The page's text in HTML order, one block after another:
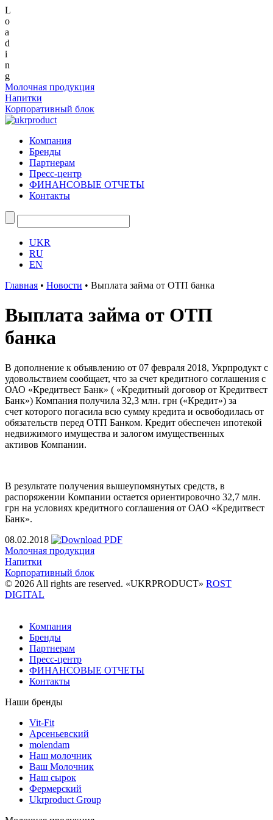
L
o
a
d
i
n
g
Молочная продукция
Напитки
Корпоративный блок
Компания
Бренды
Партнерам
Пресс-центр
ФИНАНСОВЫЕ ОТЧЕТЫ
Контакты
UKR
RU
EN
Главная • Новости • Выплата займа от ОТП банка
Выплата займа от ОТП
банка
В дополнение к объявлению от 07 февраля 2018, Укрпродукт с
удовольствием сообщает, что за счет кредитного соглашения с
ОАО «Кредитвест Банк» ( «Кредитный договор от Кредитвест
Банк») Компания получила 32,3 млн. грн («Кредит») за
счет которого погасила всю сумму кредита и освободилась от
обязательств перед ОТП Банком. Кредит обеспечен ипотекой
недвижимого имущества и залогом имущественных
активов Компании.
В результате получения вышеупомянутых средств, в
распоряжении Компании остается ориентировочно 32,7 млн.
грн на условиях кредитного соглашения от ОАО «Кредитвест
Банк».
08.02.2018
Молочная продукция
Напитки
Корпоративный блок
© 2026 All rights are reserved. «UKRPRODUCT» ROST
DIGITAL
Компания
Бренды
Партнерам
Пресс-центр
ФИНАНСОВЫЕ ОТЧЕТЫ
Контакты
Наши бренды
Vit-Fit
Арсеньевский
molendam
Наш молочник
Ваш Молочник
Наш сырок
Фермерский
Ukrproduct Group